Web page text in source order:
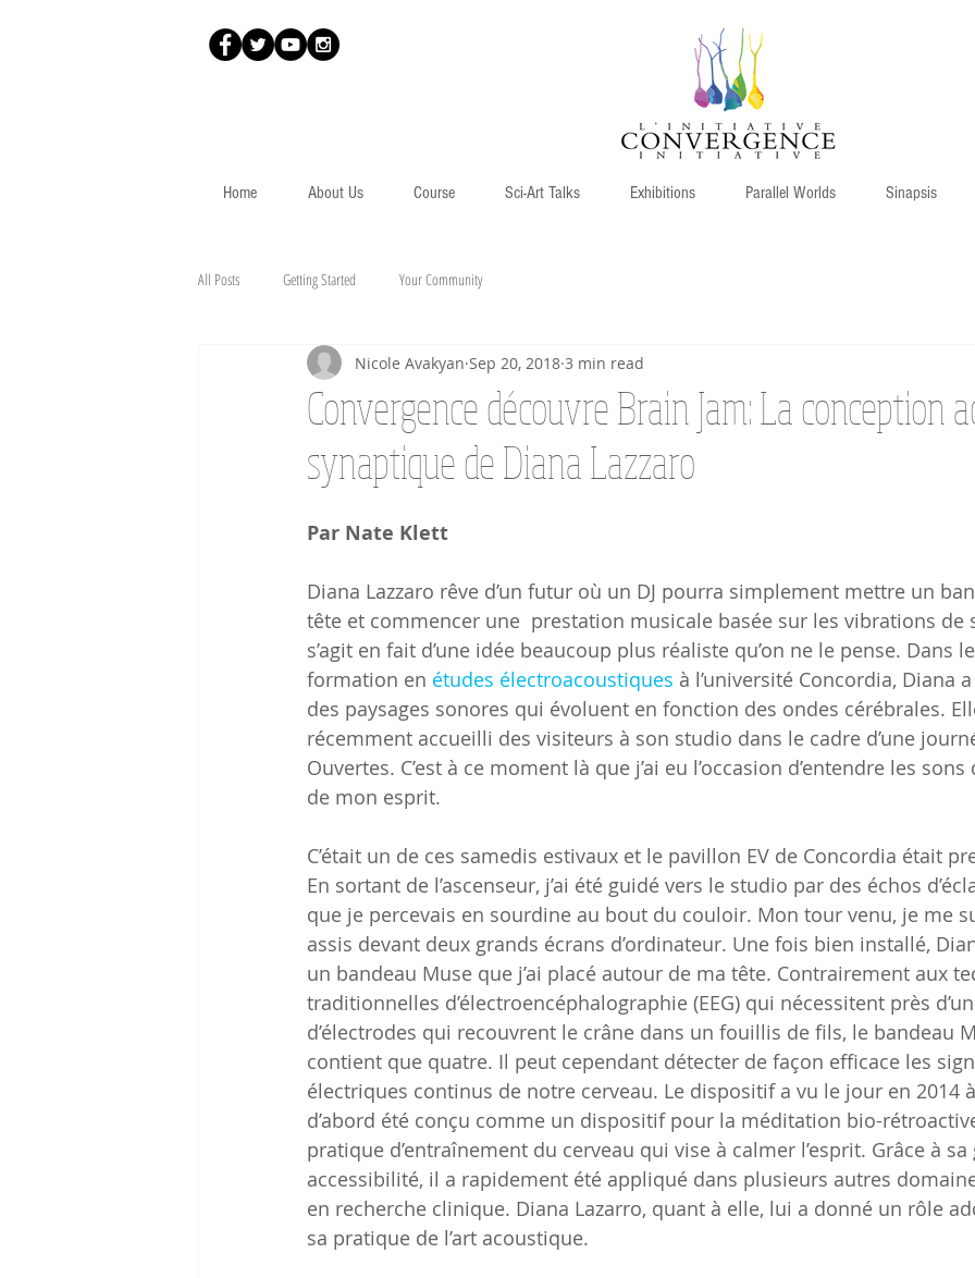
Home About Us Course Sci-Art Talks Exhibitions Parallel Worlds Sinapsis
All Posts Getting Started Your Community
Convergence découvre Brain Jam: La conception
synaptique de Diana Lazzaro
Nicole Avakyan Sep 20, 2018 3 min read
Par Nate Klett
Diana Lazzaro rêve d’un futur où un DJ pourra simplement mettre un
tête et commencer une  prestation musicale basée sur les vibrations de
s’agit en fait d’une idée beaucoup plus réaliste qu’on ne le pense. Dans
formation en études électroacoustiques à l’université Concordia, Diana
des paysages sonores qui évoluent en fonction des ondes cérébrales.
récemment accueilli des visiteurs à son studio dans le cadre d’une
Ouvertes. C’est à ce moment là que j’ai eu l’occasion d’entendre les
de mon esprit.
C’était un de ces samedis estivaux et le pavillon EV de Concordia était
En sortant de l’ascenseur, j’ai été guidé vers le studio par des échos
que je percevais en sourdine au bout du couloir. Mon tour venu, je me
assis devant deux grands écrans d’ordinateur. Une fois bien installé,
un bandeau Muse que j’ai placé autour de ma tête. Contrairement aux
traditionnelles d’électroencéphalographie (EEG) qui nécessitent près
d’électrodes qui recouvrent le crâne dans un fouillis de fils, le bandeau
contient que quatre. Il peut cependant détecter de façon efficace les
électriques continus de notre cerveau. Le dispositif a vu le jour en 2014
d’abord été conçu comme un dispositif pour la méditation bio-
pratique d’entraînement du cerveau qui vise à calmer l’esprit. Grâce à
accessibilité, il a rapidement été appliqué dans plusieurs autres
en recherche clinique. Diana Lazarro, quant à elle, lui a donné un rôle
sa pratique de l’art acoustique.